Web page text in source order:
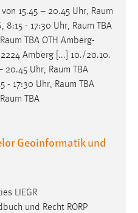
15.45 – 20.45 Uhr, Raum
8:15 - 17:30 Uhr, Raum TBA
Raum TBA OTH Amberg-
Amberg [...] 10./20.10.
20.45 Uhr, Raum TBA
- 17:30 Uhr, Raum TBA
Raum TBA
Geoinformatik und
LIEGR
und Recht RORP